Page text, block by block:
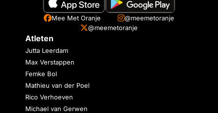
Mee Met Oranje
@meemetoranje
@meemetoranje
Atleten
Jutta Leerdam
Max Verstappen
Femke Bol
Mathieu van der Poel
Rico Verhoeven
Michael van Gerwen